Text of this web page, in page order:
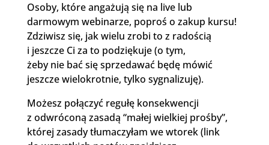
Osoby, które angażują się na live lub
darmowym webinarze, poproś o zakup kursu!
Zdziwisz się, jak wielu zrobi to z radością
i jeszcze Ci za to podziękuje (o tym,
żeby nie bać się sprzedawać będę mówić
jeszcze wielokrotnie, tylko sygnalizuję).
Możesz połączyć regułę konsekwencji
z odwróconą zasadą “małej wielkiej prośby”,
której zasady tłumaczyłam we wtorek (link